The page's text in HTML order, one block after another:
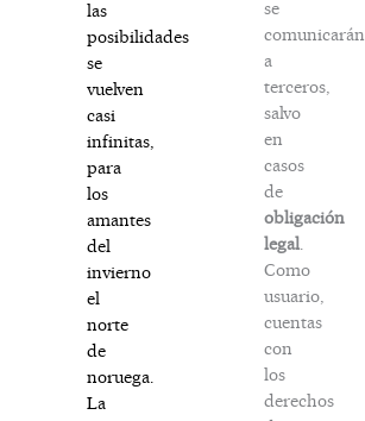
las
posibilidades
se
vuelven
casi
infinitas,
para
los
amantes
del
invierno
el
norte
de
noruega.
La
se
comunicarán
a
terceros,
salvo
en
casos
de
obligación
legal.
Como
usuario,
cuentas
con
los
derechos